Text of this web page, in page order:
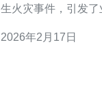
生火灾事件，引发
VPS管理方面的应对策略。 2. 火灾事件概述
2026年2月17日